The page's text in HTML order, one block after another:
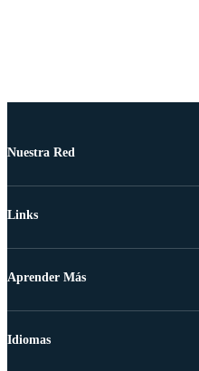
Nuestra Red
Links
Aprender Más
Idiomas